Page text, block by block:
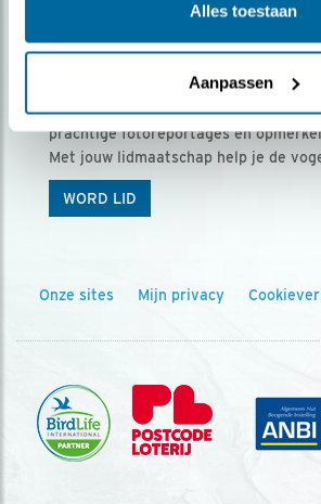
Alles toestaan
Aanpassen
Ontvang 5 x Vogels voor €
Vogels is het tijdschrift voor onze
prachtige fotoreportages en
Met jouw lidmaatschap help je de
WORD LID
Onze sites Mijn privacy